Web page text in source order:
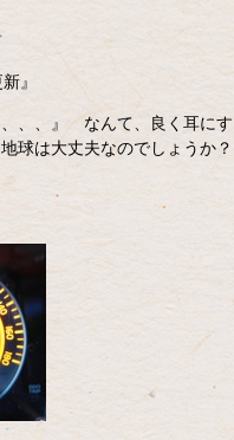
』
、、、』 なんて、良く耳に
球は大丈夫なのでしょうか